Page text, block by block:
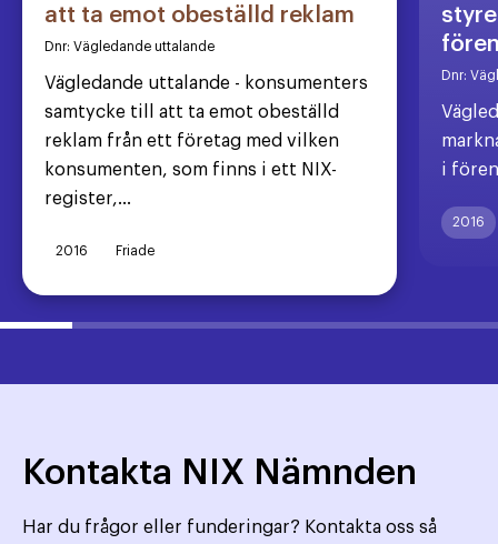
att ta emot obeställd reklam
Dnr: Vägledande uttalande
Vägledande uttalande - konsumenters
samtycke till att ta emot obeställd
reklam från ett företag med vilken
konsumenten, som finns i ett NIX-
register,...
2016 Friade
Dnr:
i
2016
Kontakta NIX Nämnden
Har du frågor eller funderingar? Kontakta oss så